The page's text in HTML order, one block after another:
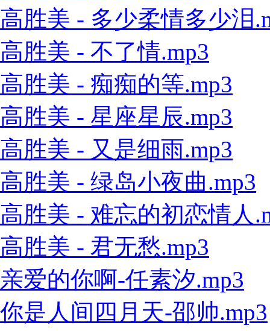
高胜美 - 多少柔情多少泪
高胜美 - 不了情.mp3
高胜美 - 痴痴的等.mp3
高胜美 - 星座星辰.mp3
高胜美 - 又是细雨.mp3
高胜美 - 绿岛小夜曲.mp3
高胜美 - 难忘的初恋情人
高胜美 - 君无愁.mp3
亲爱的你啊-任素汐.mp3
你是人间四月天-邵帅.mp3